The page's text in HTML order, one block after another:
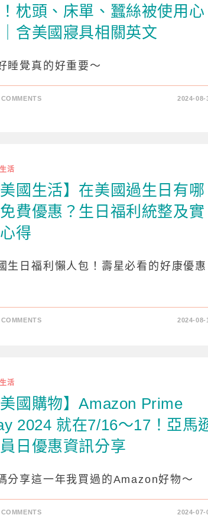
枕頭、床單、蠶絲被使用心
含美國寢具相關英文
睡覺真的好重要～
2024-08-
活
美國生活】在美國過生日有哪
費優惠？生日福利統整及實
得
生日福利懶人包！壽星必看的好康優惠
2024-08-
活
美國購物】Amazon Prime
2024 就在7/16～17！亞馬
日優惠資訊分享
分享這一年我買過的Amazon好物～
2024-07-